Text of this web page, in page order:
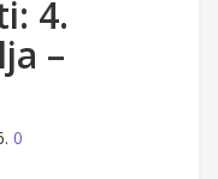
4.
–
0